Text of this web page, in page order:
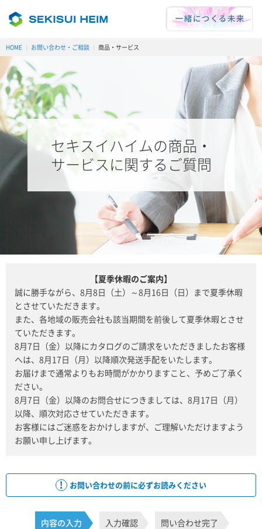
HOME お問い合わせ・ご相談 商品・サービス
セキスイハイムの商品・
サービスに関するご質問
【夏季休暇のご案内】
誠に勝手ながら、8月8日（土）～8月16日（日）まで夏季休暇
とさせていただきます。
また、各地域の販売会社も該当期間を前後して夏季休暇とさせ
ていただきます。
8月7日（金）以降にカタログのご請求をいただきましたお客様
へは、8月17日（月）以降順次発送手配をいたします。
お届けまで通常よりもお時間がかかりますこと、予めご了承く
ださい。
8月7日（金）以降のお問合せにつきましては、8月17日（月）
以降、順次対応させていただきます。
お客様にはご迷惑をおかけしますが、ご理解いただけますよう
お願い申し上げます。
お問い合わせの前に必ずお読みください
内容の入力 入力確認 問い合わせ完了